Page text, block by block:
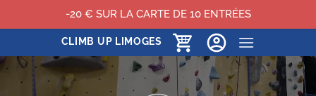
au
contenu
CLIMB UP LIMOGES
-20 € SUR LA CARTE DE 10 ENTRÉES